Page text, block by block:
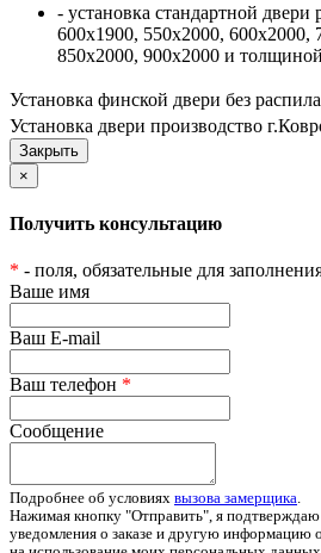
- установка стандартной двери
600х1900, 550х2000, 600х2000,
850х2000, 900х2000 и
Установка финской двери без
Установка двери производство
×
Получить консультацию
* - поля, обязательные для
Ваше имя
Ваш E-mail
Ваш телефон *
Сообщение
Подробнее об условиях вызова замерщика.
Нажимая кнопку "Отправить", я подтверждаю
уведомления о заказе и другую информацию